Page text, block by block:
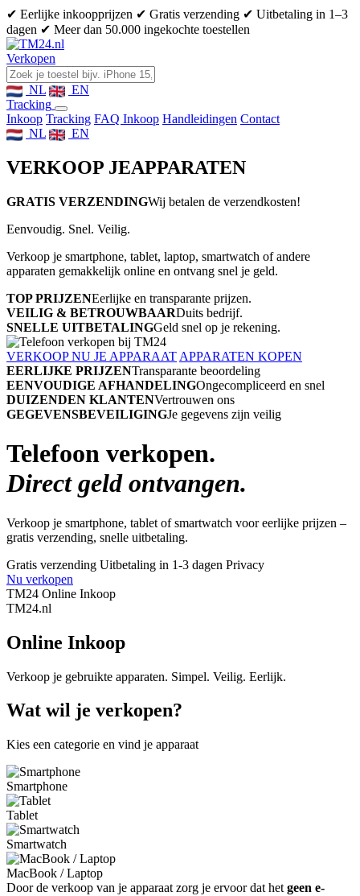
✔ Eerlijke inkoopprijzen ✔ Gratis verzending ✔ Uitbetaling in 1–3
dagen ✔ Meer dan 50.000 ingekochte toestellen
Verkopen
NL
EN
Tracking
Inkoop Tracking FAQ Inkoop Handleidingen Contact
NL
EN
VERKOOP JEAPPARATEN
GRATIS VERZENDINGWij betalen de verzendkosten!
Eenvoudig. Snel. Veilig.
Verkoop je smartphone, tablet, laptop, smartwatch of andere
apparaten gemakkelijk online en ontvang snel je geld.
TOP PRIJZENEerlijke en transparante prijzen.
VEILIG & BETROUWBAARDuits bedrijf.
SNELLE UITBETALINGGeld snel op je rekening.
VERKOOP NU JE APPARAAT APPARATEN KOPEN
EERLIJKE PRIJZENTransparante beoordeling
EENVOUDIGE AFHANDELINGOngecompliceerd en snel
DUIZENDEN KLANTENVertrouwen ons
GEGEVENSBEVEILIGINGJe gegevens zijn veilig
Telefoon verkopen.
Direct geld ontvangen.
Verkoop je smartphone, tablet of smartwatch voor eerlijke prijzen –
gratis verzending, snelle uitbetaling.
Gratis verzending Uitbetaling in 1-3 dagen Privacy
Nu verkopen
TM24 Online Inkoop
TM24.nl
Online Inkoop
Verkoop je gebruikte apparaten. Simpel. Veilig. Eerlijk.
Wat wil je verkopen?
Kies een categorie en vind je apparaat
Smartphone
Tablet
Smartwatch
MacBook / Laptop
Door de verkoop van je apparaat zorg je ervoor dat het geen e-